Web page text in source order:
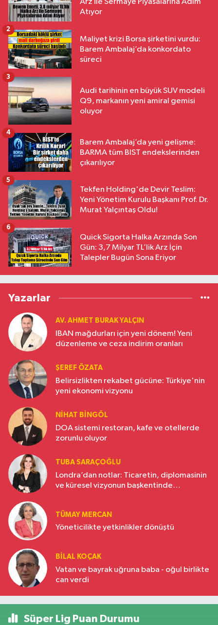
Arz ile Sermaye Piyasalarına Adım
Atıyor
Maliyet krizi Borsa şirketini vurdu:
Barem Ambalaj’da konkordato
süreci
2
Audi tarihinin en büyük SUV modeli
Q9, markanın yeni amiral gemisi
oluyor
3
Barem Ambalaj’da yeni gelişme:
BARMA tüm BIST endekslerinden
çıkarılıyor
4
Tekfen Holding'de Devir Teslim:
Yeni Yönetim Kurulu Başkanı Prof. Dr.
Murat Yalçıntaş Oldu!
5
Quick Sigorta Halka Arzında Son
Gün: 3,7 Milyar TL’lik Arz İçin
Talepler Bugün Sona Eriyor
6
Yazarlar
AV. AHMET BURAK YALÇIN
IBAN mağdurları için yeni dönem! Yeni
düzenleme ve ceza indirim oranları
ŞEREF ÖZATA
Belirsizlikten rekabet gücüne: Türkiye'nin
yeni ekonomi vizyonu
NIHAT BINGÖL
DOA sistemi restoran, kafe ve otellerde
zorunlu oluyor
TUBA SARAÇOĞLU
Londra’dan notlar: Ticaretin, diplomasinin
ve küresel vizyonun başkentinde
TÜMAY MERCAN
Yöneticilikte yetkinlikler dönüştü
BILAL KOÇAK
Vatan ve bayrak uğruna baba - oğul birlikte
can verdi
Süper Lig Puan Durumu